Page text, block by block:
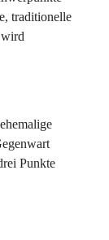
traditionelle
wird
Punkte